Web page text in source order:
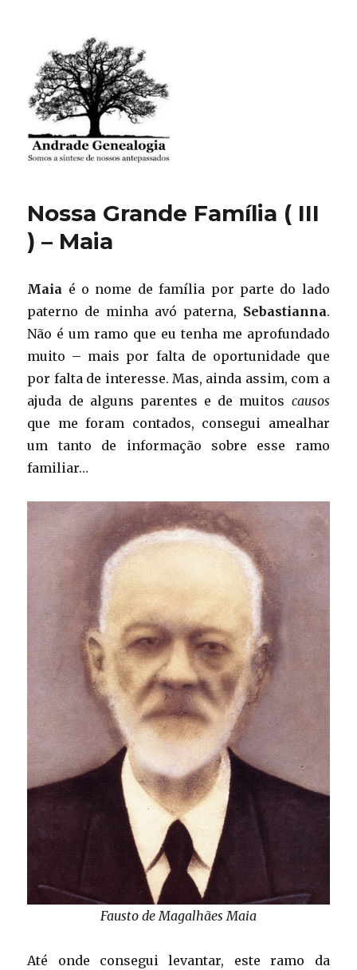
Nossa Grande Família ( III
) – Maia
Maia é o nome de família por parte do lado
paterno de minha avó paterna, Sebastianna.
Não é um ramo que eu tenha me aprofundado
muito – mais por falta de oportunidade que
por falta de interesse. Mas, ainda assim, com a
ajuda de alguns parentes e de muitos causos
que me foram contados, consegui amealhar
um tanto de informação sobre esse ramo
familiar…
Fausto de Magalhães Maia
Até onde consegui levantar, este ramo da